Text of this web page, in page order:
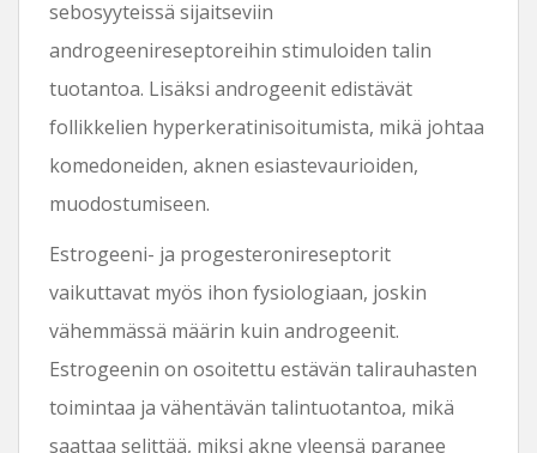
sebosyyteissä sijaitseviin
androgeenireseptoreihin stimuloiden talin
tuotantoa. Lisäksi androgeenit edistävät
follikkelien hyperkeratinisoitumista, mikä johtaa
komedoneiden, aknen esiastevaurioiden,
muodostumiseen.
Estrogeeni- ja progesteronireseptorit
vaikuttavat myös ihon fysiologiaan, joskin
vähemmässä määrin kuin androgeenit.
Estrogeenin on osoitettu estävän talirauhasten
toimintaa ja vähentävän talintuotantoa, mikä
saattaa selittää, miksi akne yleensä paranee